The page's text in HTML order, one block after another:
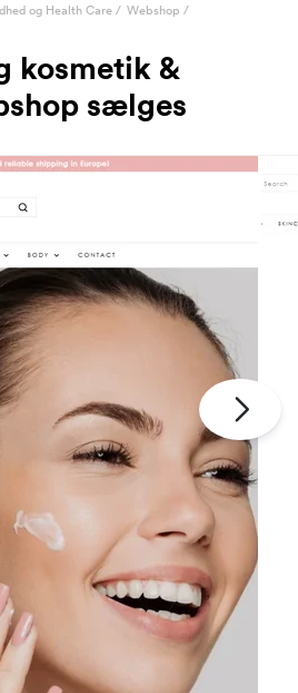
og Health Care/ Webshop /
kosmetik &
sælges